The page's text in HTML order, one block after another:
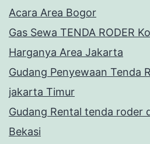
Acara Area Bogor
Gas Sewa TENDA RODER
Harganya Area Jakarta
Gudang Penyewaan Tenda
jakarta Timur
Gudang Rental tenda roder
Bekasi